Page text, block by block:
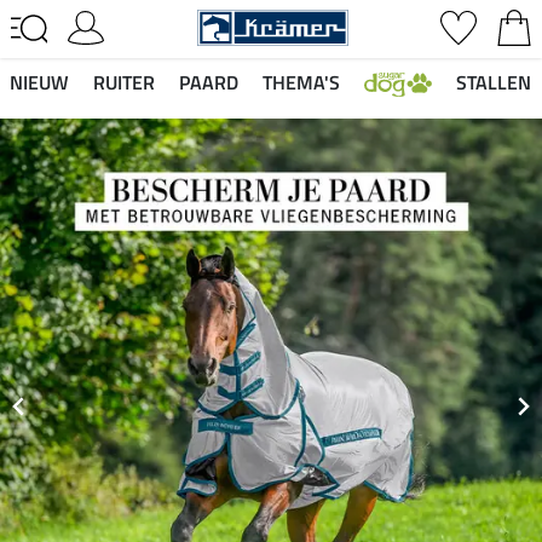
NIEUW RUITER PAARD THEMA'S STALLEN